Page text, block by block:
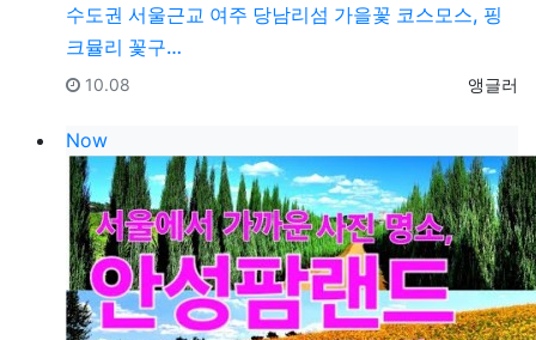
수도권 서울근교 여주 당남리섬 가을꽃 코스모스, 핑
크뮬리 꽃구…
등록자
앵글러
등록일
10.08
Now